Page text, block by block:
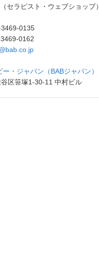
セラピスト・ウェブショップ）
0135
0162
・ジャパン（BABジャパン）
区笹塚1-30-11 中村ビル